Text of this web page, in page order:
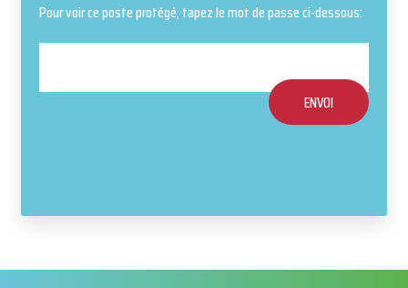
Pour voir ce poste protégé, tapez le mot de passe ci-dessous:
ENVOI